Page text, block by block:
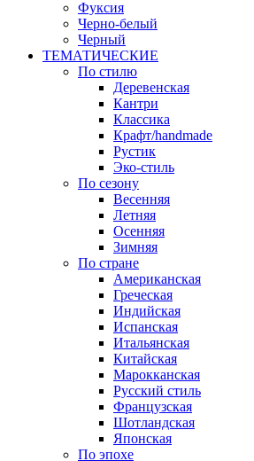
Фуксия
Черно-белый
Черный
ТЕМАТИЧЕСКИЕ
По стилю
Деревенская
Кантри
Классика
Крафт/handmade
Рустик
Эко-стиль
По сезону
Весенняя
Летняя
Осенняя
Зимняя
По стране
Американская
Греческая
Индийская
Испанская
Итальянская
Китайская
Марокканская
Русский стиль
Французская
Шотландская
Японская
По эпохе